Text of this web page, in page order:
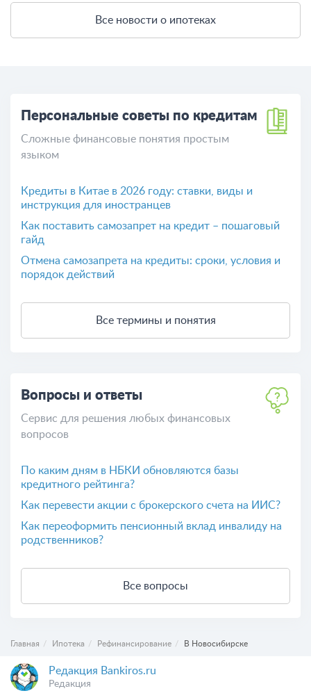
Все новости о ипотеках
Персональные советы по кредитам
Сложные финансовые понятия простым
языком
Кредиты в Китае в 2026 году: ставки, виды и
инструкция для иностранцев
Как поставить самозапрет на кредит – пошаговый
гайд
Отмена самозапрета на кредиты: сроки, условия и
порядок действий
Все термины и понятия
Вопросы и ответы
Сервис для решения любых финансовых
вопросов
По каким дням в НБКИ обновляются базы
кредитного рейтинга?
Как перевести акции с брокерского счета на ИИС?
Как переоформить пенсионный вклад инвалиду на
родственников?
Все вопросы
Главная Ипотека Рефинансирование В Новосибирске
Редакция Bankiros.ru
Редакция